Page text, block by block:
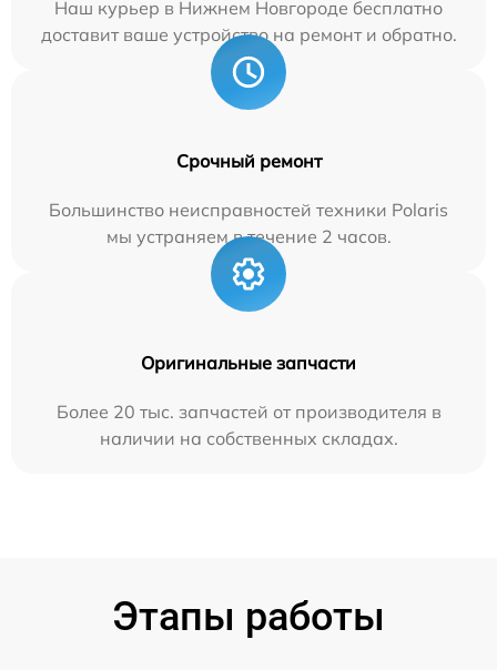
Наш курьер в Нижнем Новгороде бесплатно
доставит ваше устройство на ремонт и обратно.
Срочный ремонт
Большинство неисправностей техники Polaris
мы устраняем в течение 2 часов.
Оригинальные запчасти
Более 20 тыс. запчастей от производителя в
наличии на собственных складах.
Этапы работы